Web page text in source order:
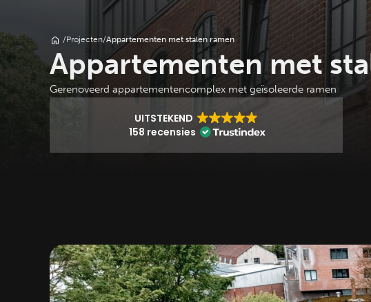
/Projecten/Appartementen met stalen ramen
Appartementen met
Gerenoveerd appartementencomplex met geïsoleerde ramen
UITSTEKEND
158 recensies